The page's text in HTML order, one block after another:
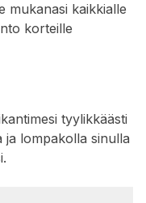
mukanasi kaikkialle
korteille
tyylikkäästi
ja lompakolla sinulla